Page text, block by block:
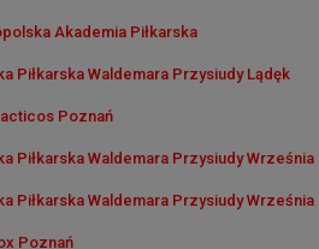
Akademia Piłkarska
Piłkarska Waldemara Przysiudy Lądęk
Poznań
Piłkarska Waldemara Przysiudy Września
Piłkarska Waldemara Przysiudy Września
Poznań